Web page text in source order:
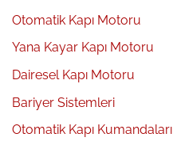
Otomatik Kapı Motoru
Yana Kayar Kapı Motoru
Dairesel Kapı Motoru
Bariyer Sistemleri
Otomatik Kapı Kumandaları